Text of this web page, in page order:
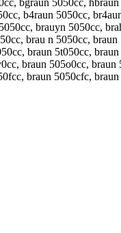
bgraun 5050cc,
b4raun 5050cc,
brauyn 5050cc,
brau n 5050cc,
braun 5t050cc,
braun 505o0cc,
braun 5050cfc,